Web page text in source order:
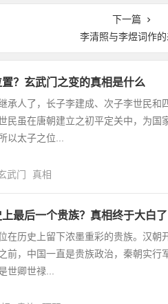
下一篇
李清照与李煜词作
？玄武门之变的真相是什么
承人了，长子李建成、次子李世民和
民虽在唐朝建立之初平定关中，为国
以太子之位...
武门 真相
最后一个贵族？真相终于大白了
在历史上留下浓墨重彩的贵族。汉朝
前，中国一直是贵族政治，秦朝实行
世卿世禄...